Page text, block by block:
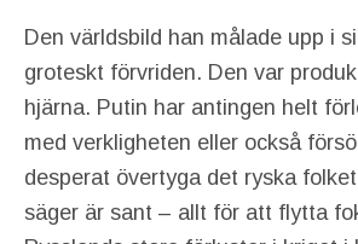
Den världsbild han målade upp i
groteskt förvriden. Den var
hjärna. Putin har antingen helt
med verkligheten eller också
desperat övertyga det ryska
säger är sant – allt för att flytta